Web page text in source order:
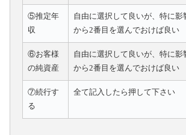
⑤推定年
収
自由に選択して良いが、特に影
から2番目を選んでおけば良い
⑥お客様
の純資産
自由に選択して良いが、特に影
から2番目を選んでおけば良い
⑦続行す
る
全て記入したら押して下さい